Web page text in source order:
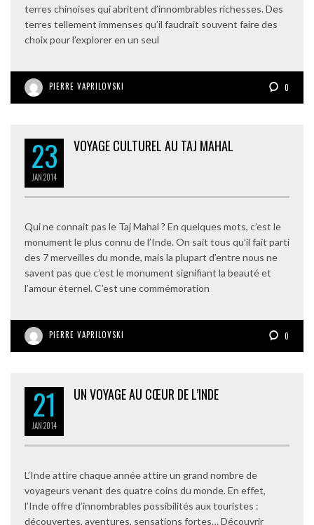
terres chinoises qui abritent d’innombrables richesses. Des
terres tellement immenses qu’il faudrait souvent faire des
choix pour l’explorer en un seul
PIERRE VAPRILOVSKI 0
23
JAN2014
VOYAGE CULTUREL AU TAJ MAHAL
Qui ne connait pas le Taj Mahal ? En quelques mots, c’est le
monument le plus connu de l’Inde. On sait tous qu’il fait parti
des 7 merveilles du monde, mais la plupart d’entre nous ne
savent pas que c’est le monument signifiant la beauté et
l’amour éternel. C’est une commémoration
PIERRE VAPRILOVSKI 0
21
JAN2014
UN VOYAGE AU CŒUR DE L’INDE
L’Inde attire chaque année attire un grand nombre de
voyageurs venant des quatre coins du monde. En effet,
l’Inde offre d’innombrables possibilités aux touristes :
découvertes, aventures, sensations fortes… Découvrir